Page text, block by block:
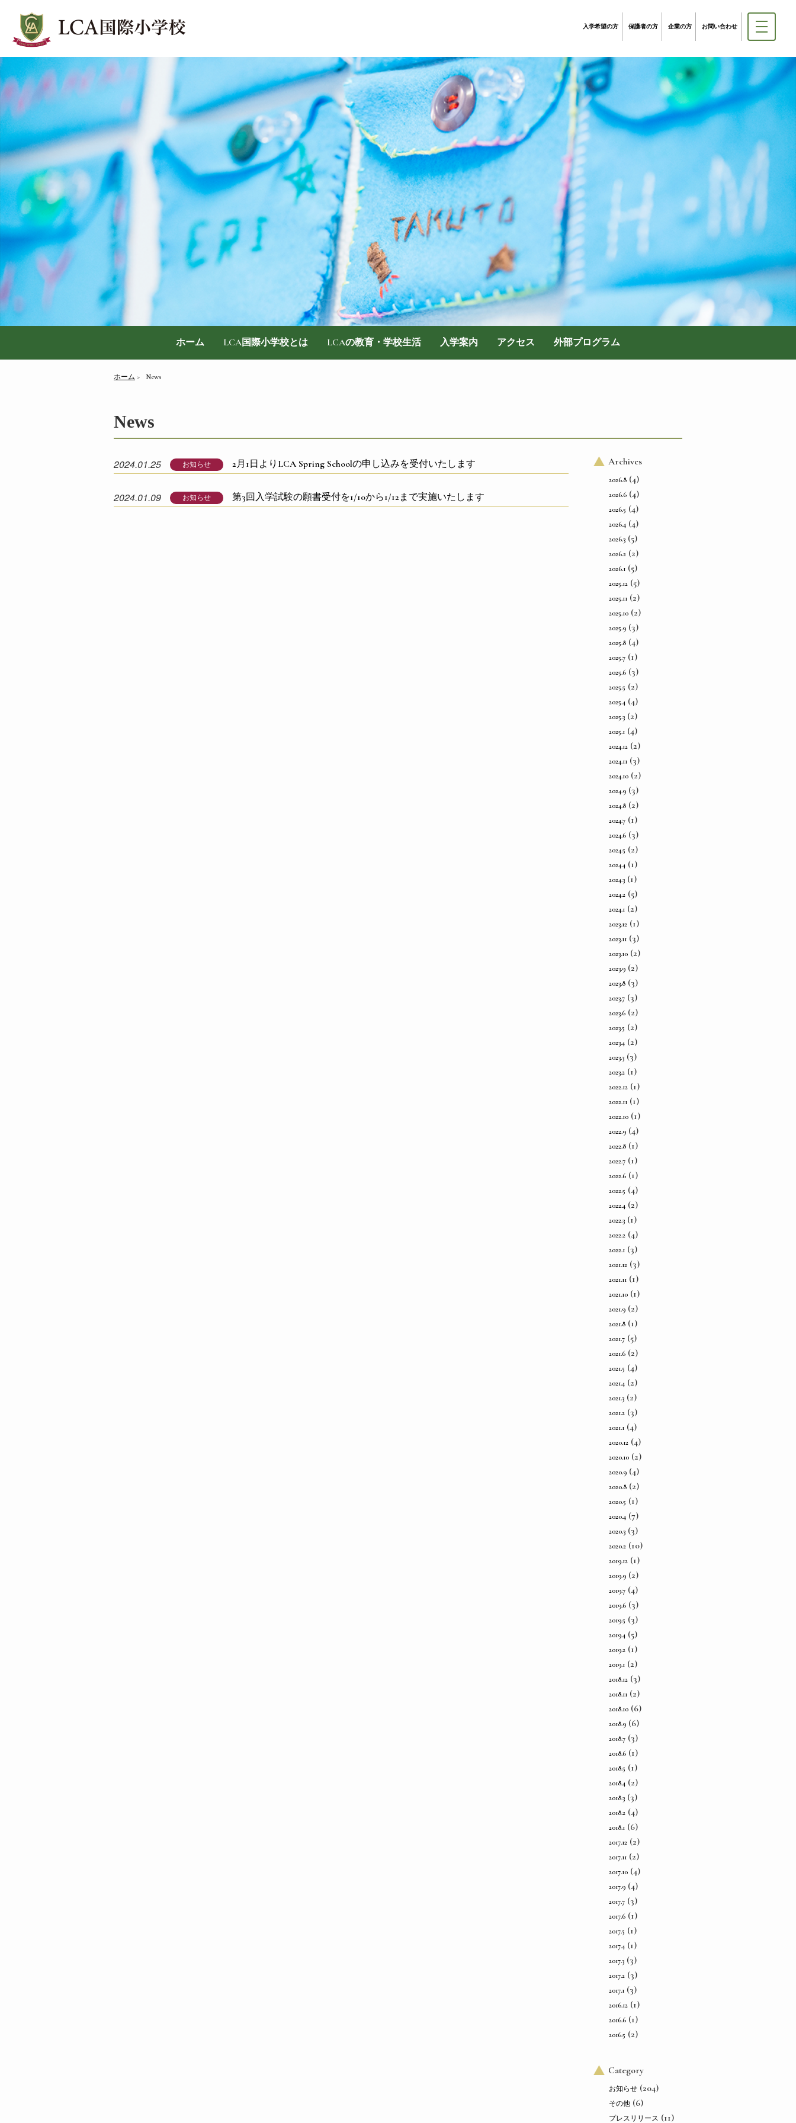
入学希望の方 保護者の方 企業の方 お問い合わせ
ホーム LCA国際小学校とは LCAの教育・学校生活 入学案内 アクセス 外部プログラム
ホーム News
News
2024.01.25 お知らせ 2月1日よりLCA Spring Schoolの申し込みを受付いたします
2024.01.09 お知らせ 第3回入学試験の願書受付を1/10から1/12まで実施いたします
Archives
2026.8 (4)
2026.6 (4)
2026.5 (4)
2026.4 (4)
2026.3 (5)
2026.2 (2)
2026.1 (5)
2025.12 (5)
2025.11 (2)
2025.10 (2)
2025.9 (3)
2025.8 (4)
2025.7 (1)
2025.6 (3)
2025.5 (2)
2025.4 (4)
2025.3 (2)
2025.1 (4)
2024.12 (2)
2024.11 (3)
2024.10 (2)
2024.9 (3)
2024.8 (2)
2024.7 (1)
2024.6 (3)
2024.5 (2)
2024.4 (1)
2024.3 (1)
2024.2 (5)
2024.1 (2)
2023.12 (1)
2023.11 (3)
2023.10 (2)
2023.9 (2)
2023.8 (3)
2023.7 (3)
2023.6 (2)
2023.5 (2)
2023.4 (2)
2023.3 (3)
2023.2 (1)
2022.12 (1)
2022.11 (1)
2022.10 (1)
2022.9 (4)
2022.8 (1)
2022.7 (1)
2022.6 (1)
2022.5 (4)
2022.4 (2)
2022.3 (1)
2022.2 (4)
2022.1 (3)
2021.12 (3)
2021.11 (1)
2021.10 (1)
2021.9 (2)
2021.8 (1)
2021.7 (5)
2021.6 (2)
2021.5 (4)
2021.4 (2)
2021.3 (2)
2021.2 (3)
2021.1 (4)
2020.12 (4)
2020.10 (2)
2020.9 (4)
2020.8 (2)
2020.5 (1)
2020.4 (7)
2020.3 (3)
2020.2 (10)
2019.12 (1)
2019.9 (2)
2019.7 (4)
2019.6 (3)
2019.5 (3)
2019.4 (5)
2019.2 (1)
2019.1 (2)
2018.12 (3)
2018.11 (2)
2018.10 (6)
2018.9 (6)
2018.7 (3)
2018.6 (1)
2018.5 (1)
2018.4 (2)
2018.3 (3)
2018.2 (4)
2018.1 (6)
2017.12 (2)
2017.11 (2)
2017.10 (4)
2017.9 (4)
2017.7 (3)
2017.6 (1)
2017.5 (1)
2017.4 (1)
2017.3 (3)
2017.2 (3)
2017.1 (3)
2016.12 (1)
2016.6 (1)
2016.5 (2)
Category
お知らせ (204)
その他 (6)
プレスリリース (11)